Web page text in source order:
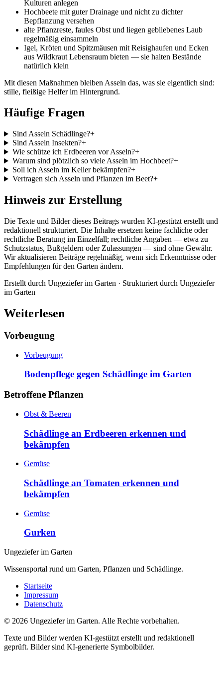
Kulturen anlegen
Hochbeete mit guter Drainage und nicht zu dichter
Bepflanzung versehen
alte Pflanzreste, faules Obst und liegen gebliebenes Laub
regelmäßig einsammeln
Igel, Kröten und Spitzmäusen mit Reisighaufen und Ecken
aus Wildkraut Lebensraum bieten — sie halten Bestände
natürlich klein
Mit diesen Maßnahmen bleiben Asseln das, was sie eigentlich sind:
stille, fleißige Helfer im Hintergrund.
Häufige Fragen
Sind Asseln Schädlinge?+
Sind Asseln Insekten?+
Wie schütze ich Erdbeeren vor Asseln?+
Warum sind plötzlich so viele Asseln im Hochbeet?+
Soll ich Asseln im Keller bekämpfen?+
Vertragen sich Asseln und Pflanzen im Beet?+
Hinweis zur Erstellung
Die Texte und Bilder dieses Beitrags wurden KI-gestützt erstellt und
redaktionell strukturiert. Die Inhalte ersetzen keine fachliche oder
rechtliche Beratung im Einzelfall; rechtliche Angaben — etwa zu
Schutzstatus, Bußgeldern oder Zulassungen — sind ohne Gewähr.
Wir aktualisieren Beiträge regelmäßig, wenn sich Erkenntnisse oder
Empfehlungen für den Garten ändern.
Erstellt durch Ungeziefer im Garten · Strukturiert durch Ungeziefer
im Garten
Weiterlesen
Vorbeugung
Vorbeugung
Bodenpflege gegen Schädlinge im Garten
Betroffene Pflanzen
Obst & Beeren
Schädlinge an Erdbeeren erkennen und
bekämpfen
Gemüse
Schädlinge an Tomaten erkennen und
bekämpfen
Gemüse
Gurken
Ungeziefer im Garten
Wissensportal rund um Garten, Pflanzen und Schädlinge.
Startseite
Impressum
Datenschutz
© 2026 Ungeziefer im Garten. Alle Rechte vorbehalten.
Texte und Bilder werden KI-gestützt erstellt und redaktionell
geprüft. Bilder sind KI-generierte Symbolbilder.